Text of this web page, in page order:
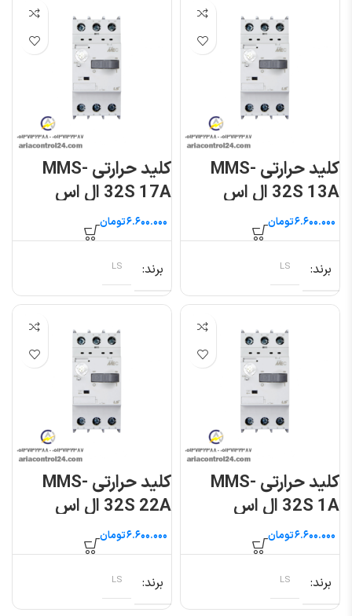
کلید حرارتی MMS-
32S 13A ال اس
تومان
برند LS
کلید حرارتی MMS-
32S 17A ال اس
تومان
برند LS
کلید حرارتی MMS-
32S 1A ال اس
تومان
برند LS
کلید حرارتی MMS-
32S 22A ال اس
تومان
برند LS